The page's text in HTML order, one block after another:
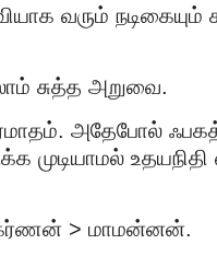
வரும் நடிகையும்
சுத்த அறுவை.
அதேபோல்
முடியாமல்
கர்ணன் > மாமன்னன்.